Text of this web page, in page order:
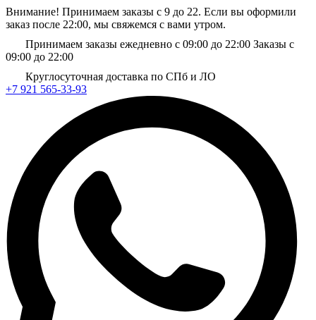
Внимание! Принимаем заказы с 9 до 22. Если вы оформили
заказ после 22:00, мы свяжемся с вами утром.
Принимаем заказы ежедневно с 09:00 до 22:00 Заказы с
09:00 до 22:00
Круглосуточная доставка по СПб и ЛО
+7 921 565-33-93